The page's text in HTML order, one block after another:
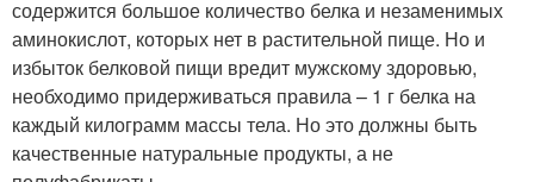
содержится большое количество белка и незаменимых
аминокислот, которых нет в растительной пище. Но и
избыток белковой пищи вредит мужскому здоровью,
необходимо придерживаться правила – 1 г белка на
каждый килограмм массы тела. Но это должны быть
качественные натуральные продукты, а не